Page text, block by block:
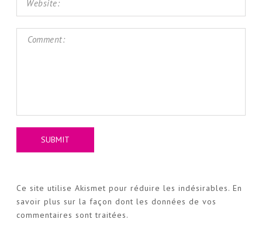
Ce site utilise Akismet pour réduire les indésirables. En
savoir plus sur la façon dont les données de vos
commentaires sont traitées.